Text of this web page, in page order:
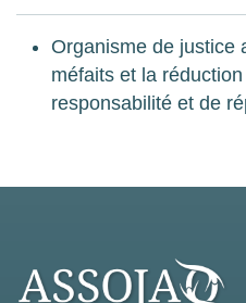
Organisme de justice
méfaits et la
responsabilité et de